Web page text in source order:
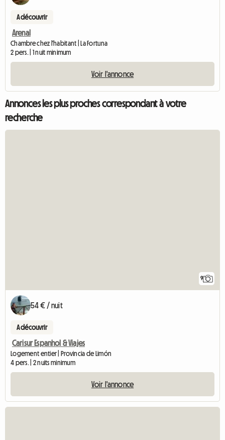
A découvrir
Arenal
Chambre chez l'habitant | La Fortuna
2 pers. | 1 nuit minimum
Voir l'annonce
Annonces les plus proches correspondant à votre
recherche
9
54 € / nuit
A découvrir
Carisur Espanhol & Viajes
Logement entier | Provincia de Limón
4 pers. | 2 nuits minimum
Voir l'annonce